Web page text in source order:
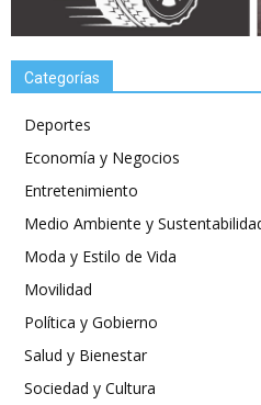
Categorías
Deportes
Economía y Negocios
Entretenimiento
Medio Ambiente y
Moda y Estilo de Vida
Movilidad
Política y Gobierno
Salud y Bienestar
Sociedad y Cultura